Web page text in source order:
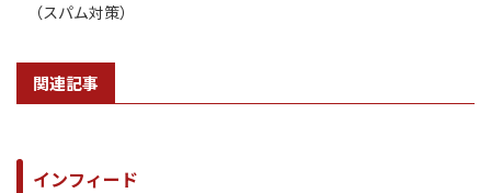
（スパム対策）
関連記事
インフィード